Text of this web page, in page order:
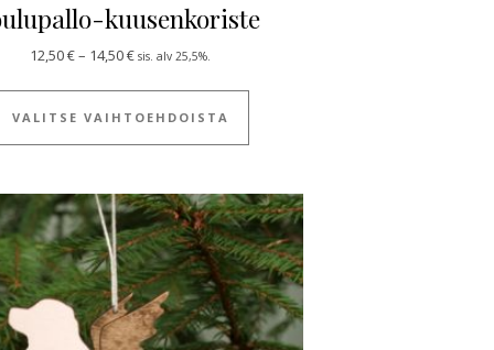
muunnelma. Voit tehdä valinnat tuotteen sivulla.
kuusenkoriste
12,50€– 14,50€Hintaluokka: 12,50 € - 14,50 €
sis. alv 25,5%.
VALITSE VAIHTOEHDOISTA
Tällä tuotteella on useampi